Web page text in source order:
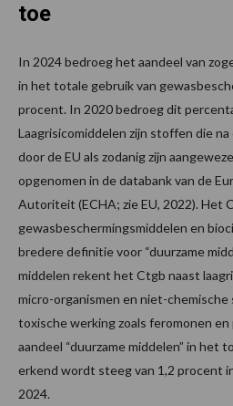
toe
In 2024 bedroeg het aandeel van
in het totale gebruik van
procent. In 2020 bedroeg dit
Laagrisicomiddelen zijn stoffen die
door de EU als zodanig zijn
opgenomen in de databank van de
Autoriteit (ECHA; zie EU, 2022). Het
gewasbeschermingsmiddelen en
bredere definitie voor “duurzame
middelen rekent het Ctgb naast
micro-organismen en niet-
toxische werking zoals feromonen
aandeel “duurzame middelen” in het
erkend wordt steeg van 1,2 procent
2024.